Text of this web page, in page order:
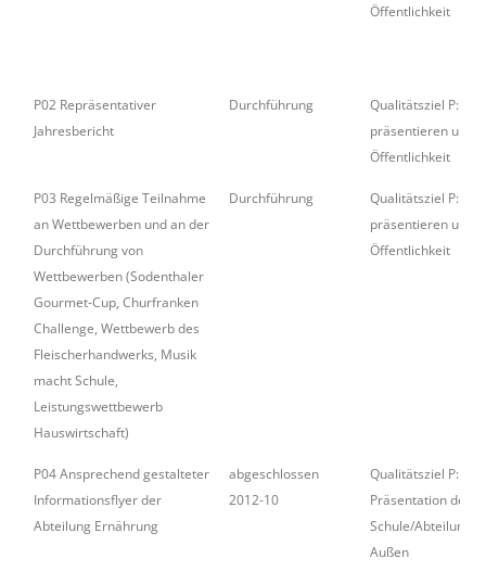
Öffentlichkeit
P02 Repräsentativer
Jahresbericht
Durchführung
Qualitätsziel P: Wir
präsentieren uns
Öffentlichkeit
P03 Regelmäßige Teilnahme
an Wettbewerben und an der
Durchführung von
Wettbewerben (Sodenthaler
Gourmet-Cup, Churfranken
Challenge, Wettbewerb des
Fleischerhandwerks, Musik
macht Schule,
Leistungswettbewerb
Hauswirtschaft)
Durchführung
Qualitätsziel P: Wir
präsentieren uns
Öffentlichkeit
P04 Ansprechend gestalteter
Informationsflyer der
Abteilung Ernährung
abgeschlossen
2012-10
Qualitätsziel P:
Präsentation der
Schule/Abteilung
Außen